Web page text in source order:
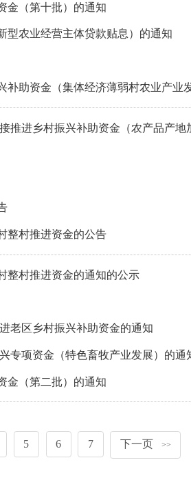
金（第十批）的通知
型农业经营主体贷款贴息）的通知
补助资金（集体经济薄弱村农业产业
推进乡村振兴补助资金（农产品产地
整村推进资金的公告
整村推进资金的通知的公示
老区乡村振兴补助资金的通知
专项资金（特色畜牧产业发展）的通
金（第二批）的通知
5 6 7 下一页 >>